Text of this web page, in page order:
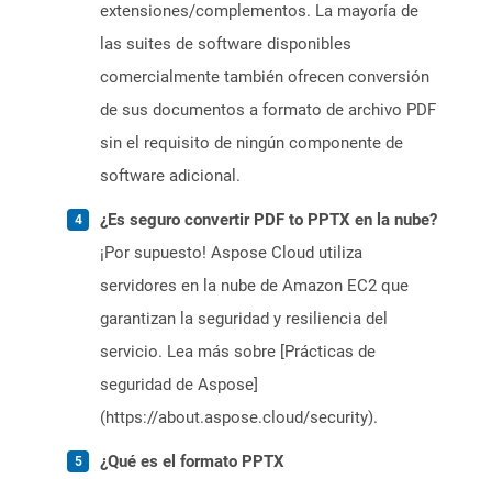
extensiones/complementos. La mayoría de
las suites de software disponibles
comercialmente también ofrecen conversión
de sus documentos a formato de archivo PDF
sin el requisito de ningún componente de
software adicional.
¿Es seguro convertir PDF to PPTX en la nube?
¡Por supuesto! Aspose Cloud utiliza
servidores en la nube de Amazon EC2 que
garantizan la seguridad y resiliencia del
servicio. Lea más sobre [Prácticas de
seguridad de Aspose]
(https://about.aspose.cloud/security).
¿Qué es el formato PPTX